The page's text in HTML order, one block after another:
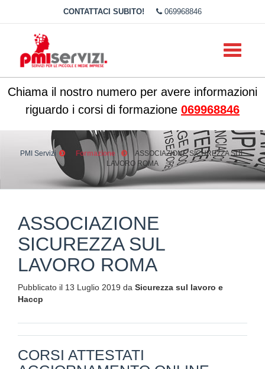
CONTATTACI SUBITO! 069968846
Toggle
Chiama il nostro numero per avere informazioni
riguardo i corsi di formazione 069968846
PMI Servizi Formazione
ASSOCIAZIONE SICUREZZA SUL
LAVORO ROMA
ASSOCIAZIONE
SICUREZZA SUL
LAVORO ROMA
Pubblicato il 13 Luglio 2019 da Sicurezza sul lavoro e
Haccp
CORSI ATTESTATI